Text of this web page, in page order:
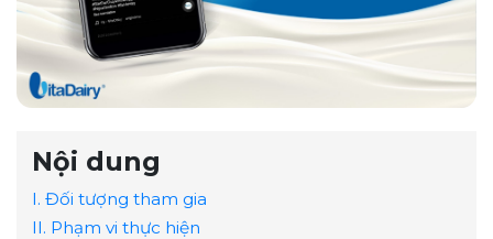
Nội dung
I. Đối tượng tham gia
II. Phạm vi thực hiện